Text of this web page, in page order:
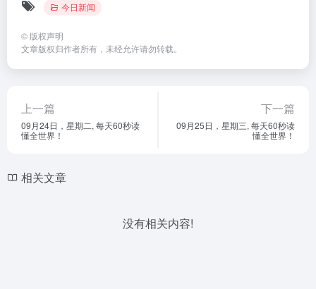
今日新闻
© 版权声明
文章版权归作者所有，未经允许请勿转载。
上一篇
09月24日，星期二, 每天60秒读
懂全世界！
下一篇
09月25日，星期三, 每天60秒读
懂全世界！
相关文章
没有相关内容!